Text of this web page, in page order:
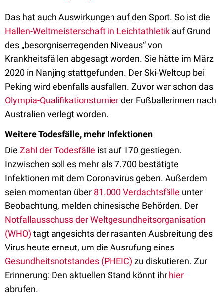
Das hat auch Auswirkungen auf den Sport. So ist die
Hallen-Weltmeisterschaft in Leichtathletik auf Grund
des „besorgniserregenden Niveaus“ von
Krankheitsfällen abgesagt worden. Sie hätte im März
2020 in Nanjing stattgefunden. Der Ski-Weltcup bei
Peking wird ebenfalls ausfallen. Zuvor war schon das
Olympia-Qualifikationsturnierder Fußballerinnen nach
Australien verlegt worden.
Weitere Todesfälle, mehr Infektionen
Die Zahl der Todesfälle ist auf 170 gestiegen.
Inzwischen soll es mehr als 7.700 bestätigte
Infektionen mit dem Coronavirus geben. Außerdem
seien momentan über 81.000 Verdachtsfälle unter
Beobachtung, melden chinesische Behörden. Der
Notfallausschuss der Weltgesundheitsorganisation
(WHO) tagt angesichts der rasanten Ausbreitung des
Virus heute erneut, um die Ausrufung eines
Gesundheitsnotstandes (PHEIC) zu diskutieren. Zur
Erinnerung: Den aktuellen Stand könnt ihr hier
abrufen.